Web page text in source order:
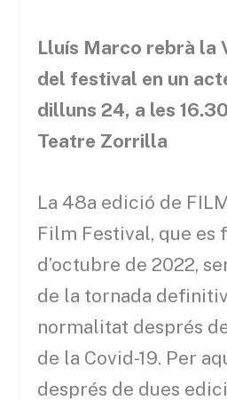
Lluís Marco rebrà la
del festival en un
dilluns 24, a les
Teatre Zorrilla
La 48a edició de
Film Festival, que es
d’octubre de 2022,
de la tornada
normalitat després
de la Covid-19. Per
després de dues